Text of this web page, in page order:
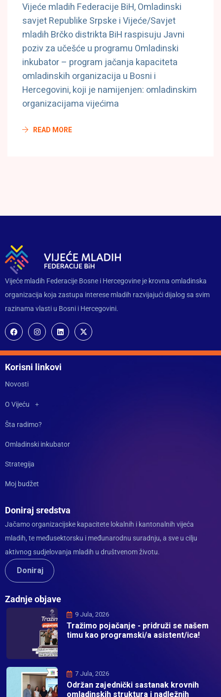
Vijeće mladih Federacije BiH, Omladinski
savjet Republike Srpske i Vijeće/Savjet
mladih Brčko distrikta BiH raspisuju Javni
poziv za učešće u programu Omladinski
inkubator – program jačanja kapaciteta
omladinskih organizacija u Bosni i
Hercegovini, koji je namijenjen: omladinskim
organizacijama vijećima
READ MORE
Vijeće mladih Federacije Bosne i Hercegovine je krovna omladinska
organizacija koja zastupa interese mladih razvijajući dijalog sa svim
razinama vlasti u Bosni i Hercegovini.
Korisni linkovi
Novosti
O Vijeću
Šta radimo?
Omladinski inkubator
Strategija
Moj budžet
Doniraj sredstva
Jačamo organizacijske kapacitete lokalnih i kantonalnih vijeća
mladih, te međusektorsku i međunarodnu suradnju, a sve u cilju
aktivnog sudjelovanja mladih u društvenom životu.
Doniraj
Zadnje objave
9 Jula, 2026
Tražimo pojačanje - pridruži se našem
timu kao programski/a asistent/ica!
7 Jula, 2026
Održan zajednički sastanak krovnih